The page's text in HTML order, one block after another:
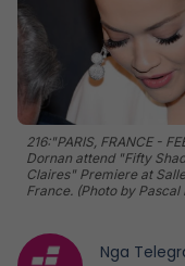
216:"PARIS, FRANCE -
Dornan attend "Fifty
Claires" Premiere at
France. (Photo by
Nga